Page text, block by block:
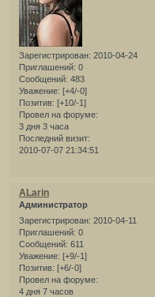
Зарегистрирован: 2010-04-24
Приглашений: 0
Сообщений: 483
Уважение: [+4/-0]
Позитив: [+10/-1]
Провел на форуме:
3 дня 3 часа
Последний визит:
2010-07-07 21:34:51
ALarin
Администратор
Зарегистрирован: 2010-04-11
Приглашений: 0
Сообщений: 611
Уважение: [+9/-1]
Позитив: [+6/-0]
Провел на форуме:
4 дня 7 часов